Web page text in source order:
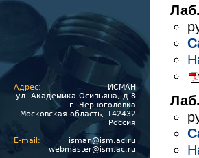
Адрес:
ИСМАН
ул. Академика Осипьяна, д.8
г. Черноголовка
Московская область, 142432
Россия
E-mail:
isman@ism.ac.ru
webmaster@ism.ac.ru